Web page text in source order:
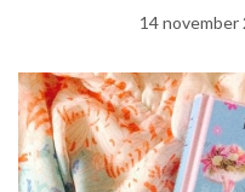
14 november